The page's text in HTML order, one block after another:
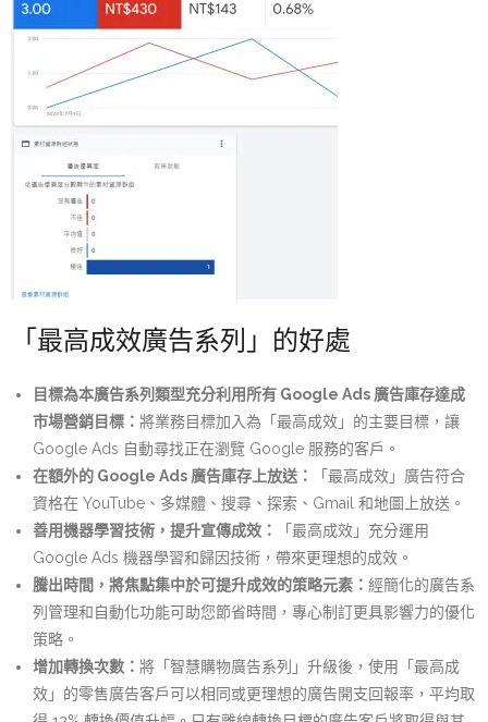
「最高成效廣告系列」的好處
目標為本廣告系列類型充分利用所有 Google Ads 廣告庫存達成
市場營銷目標： 將業務目標加入為「最高成效」的主要目標，讓
Google Ads 自動尋找正在瀏覽 Google 服務的客戶。
在額外的 Google Ads 廣告庫存上放送：
「最高成效」廣告符合
資格在 YouTube、多媒體、搜尋、探索、Gmail 和地圖上放送。
善用機器學習技術，提升宣傳成效：
「最高成效」充分運用
Google Ads 機器學習和歸因技術，帶來更理想的成效。
騰出時間，將焦點集中於可提升成效的策略元素： 經簡化的廣告系
列管理和自動化功能可助您節省時間，專心制訂更具影響力的優化
策略。
增加轉換次數： 將「智慧購物廣告系列」升級後，使用「最高成
效」的零售廣告客戶可以相同或更理想的廣告開支回報率，平均取